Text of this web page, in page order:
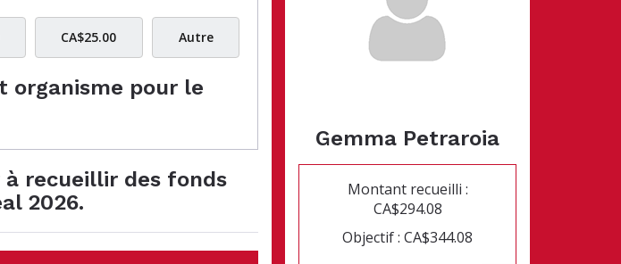
Gemma Petraroia
Montant recueilli :
CA$294.08
Objectif : CA$344.08
CA$25.00 Autre
organisme pour le
à recueillir des fonds
2026.